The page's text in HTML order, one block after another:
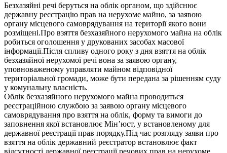
Безхазяйні речі беруться на облік органом, що здійснює
державну реєстрацію прав на нерухоме майно, за заявою
органу місцевого самоврядування на території якого вони
розміщені.Про взяття безхазяйного нерухомого майна на облік
робиться оголошення у друкованих засобах масової
інформації.Після спливу одного року з дня взяття на облік
безхазяйної нерухомої речі вона за заявою органу,
уповноваженому управляти майном відповідної
територіальної громади, може бути передана за рішенням суду
у комунальну власність.
Облік безхазяйного нерухомого майна проводиться
реєстраційною службою за заявою органу місцевого
самоврядування про взяття на облік, форму та вимоги до
заповнення якої встановлює Мін’юст, у встановленому для
державної реєстрації прав порядку.Під час розгляду заяви про
взяття на облік державний реєстратор встановлює факт
відсутності державної реєстрації речових прав на нерухоме